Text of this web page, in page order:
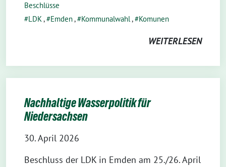
Beschlüsse
LDK, Emden, Kommunalwahl, Komunen
WEITERLESEN
Nachhaltige Wasserpolitik für
Niedersachsen
30. April 2026
Beschluss der LDK in Emden am 25./26. April